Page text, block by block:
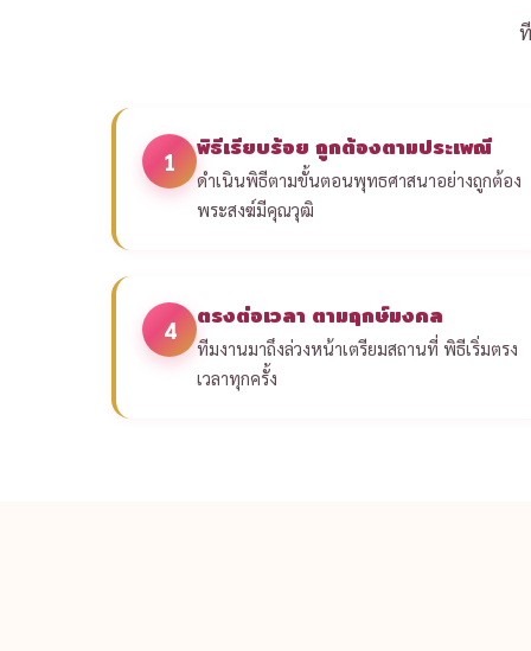
1 พิธีเรียบร้อย ถูกต้องตามประเพณี
ดำเนินพิธีตามขั้นตอนพุทธศาสนาอย่างถูกต้อง
พระสงฆ์มีคุณวุฒิ
4 ตรงต่อเวลา ตามฤกษ์มงคล
ทีมงานมาถึงล่วงหน้าเตรียมสถานที่ พิธีเริ่มตรง
เวลาทุกครั้ง